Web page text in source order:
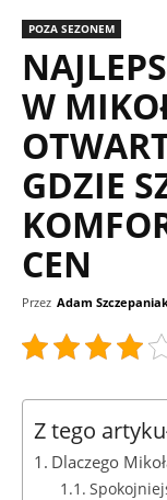
POZA SEZONEM
W
GDZIE
CEN
Przez Adam
Z tego
Dlaczego